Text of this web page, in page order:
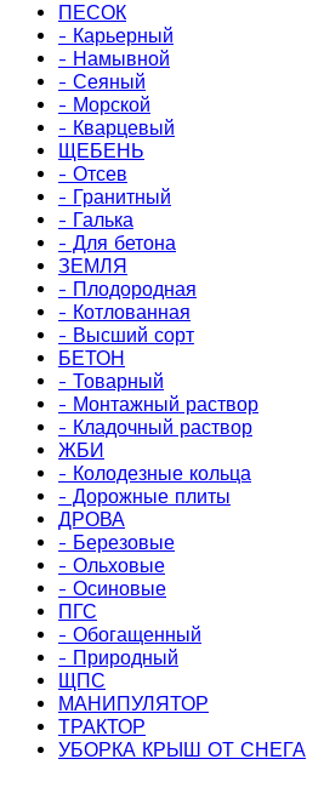
ПЕСОК
- Карьерный
- Намывной
- Сеяный
- Морской
- Кварцевый
ЩЕБЕНЬ
- Отсев
- Гранитный
- Галька
- Для бетона
ЗЕМЛЯ
- Плодородная
- Котлованная
- Высший сорт
БЕТОН
- Товарный
- Монтажный раствор
- Кладочный раствор
ЖБИ
- Колодезные кольца
- Дорожные плиты
ДРОВА
- Березовые
- Ольховые
- Осиновые
ПГС
- Обогащенный
- Природный
ЩПС
МАНИПУЛЯТОР
ТРАКТОР
УБОРКА КРЫШ ОТ СНЕГА